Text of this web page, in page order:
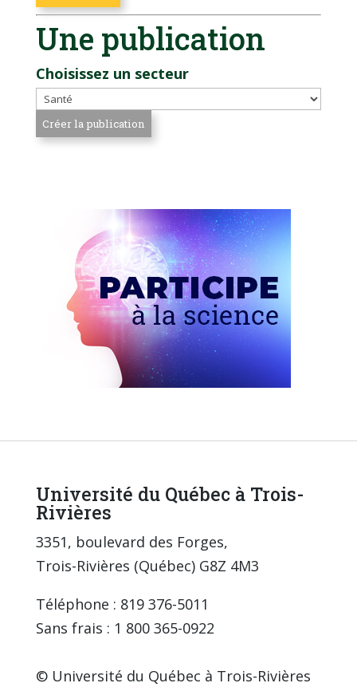
Une publication
Choisissez un secteur
Université du Québec à Trois-
Rivières
3351, boulevard des Forges,
Trois-Rivières (Québec) G8Z 4M3
Téléphone : 819 376-5011
Sans frais : 1 800 365-0922
© Université du Québec à Trois-Rivières